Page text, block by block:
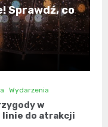
Sprawdź, co
Wydarzenia
w
linie do atrakcji